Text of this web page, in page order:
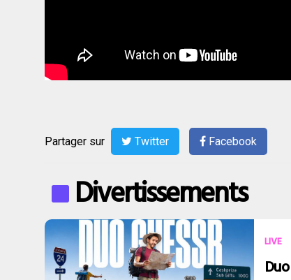
Partager sur Twitter Facebook
Divertissements
LIVE